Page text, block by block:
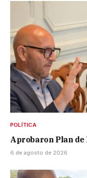
POLÍTICA
Aprobaron Plan de
6 de agosto de 2026